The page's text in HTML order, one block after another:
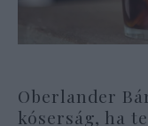
Oberlander
kóserság, ha